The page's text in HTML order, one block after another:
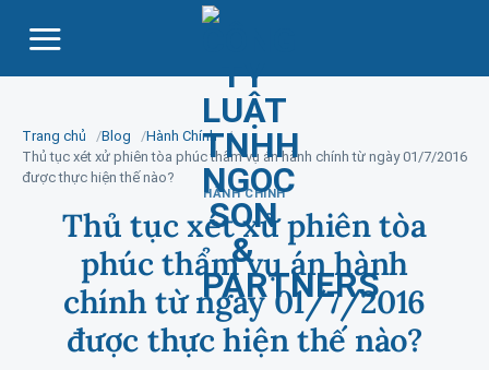
Trang chủ Blog
Hành Chính
Thủ tục xét xử phiên tòa phúc thẩm vụ án hành chính từ ngày 01/7/2016
được thực hiện thế nào?
HÀNH CHÍNH
Thủ tục xét xử phiên tòa
phúc thẩm vụ án hành
chính từ ngày 01/7/2016
được thực hiện thế nào?